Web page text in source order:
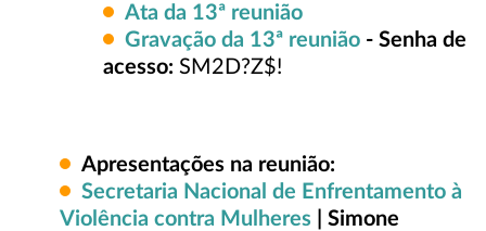
Ata da 13ª reunião​
Gravação da 13ª reunião - Senha de
acesso: SM2D?Z$!
Apresentações na reunião:
Secretaria Nacional de Enfrentamento à
Violência contra Mulheres | Simone